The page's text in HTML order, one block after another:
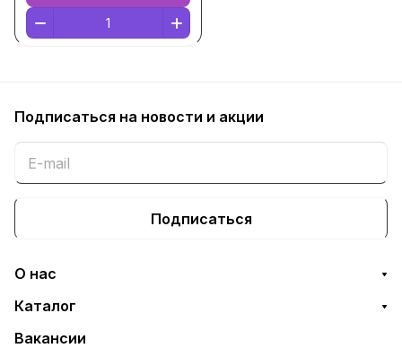
Подписаться на новости и акции
Подписаться
О нас
Каталог
Вакансии